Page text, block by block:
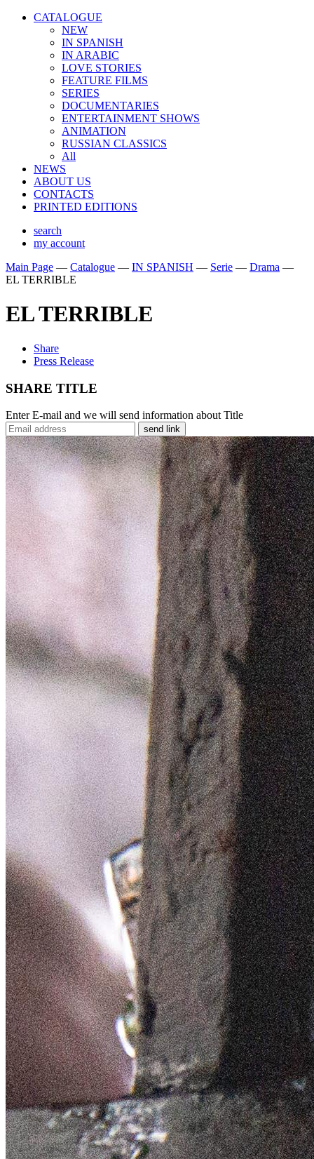
CATALOGUE
NEW
IN SPANISH
IN ARABIС
LOVE STORIES
FEATURE FILMS
SERIES
DOCUMENTARIES
ENTERTAINMENT SHOWS
ANIMATION
RUSSIAN CLASSICS
All
NEWS
ABOUT US
CONTACTS
PRINTED EDITIONS
search
my account
Main Page — Catalogue — IN SPANISH — Serie — Drama —
EL TERRIBLE
EL TERRIBLE
Share
Press Release
SHARE TITLE
Enter E-mail and we will send information about Title
send link